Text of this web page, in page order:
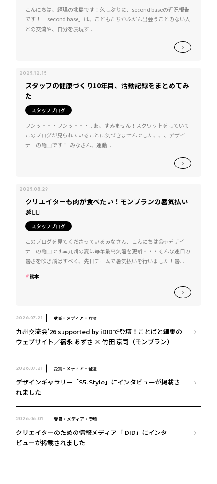
こんにちは、経理の北島です！久しぶりに、second baseの近況報告
です！ 「second base」は、こどもたちがふだん出会うことのない人
との交流や、自分を表現す...
2025.12.15
スタッフの健康づくり10年目、活動記録をまとめてみ
た
スタッフブログ
フンッ・・・フンッ・・・...あ、すみません！スクワットをしていて
このブログが見られていることに気づきませんでした、、、デザイ
ナーの亀山です！ みなさん、運動...
2025.08.29
クリエイターも肉が食べたい！モンブランの暑気払い
🍖❤️‍🔥
スタッフブログ
このブログを見てくださっているみなさん、こんにちは😀✨デザイ
ナーの亀山です🐢九州の夏は毎年最高気温を更新・・・そんな連日の
暑さを吹き飛ばすべく、先日チームで暑気払いを行いました！暑...
熊本
2026.07.21 受賞・メディア・登壇
九州交流会’26 supported by iDIDで登壇！ことばと編集の
ウェブサイト／福永 あずさ × 竹田 京司（モンブラン）
2026.07.21 受賞・メディア・登壇
デザインギャラリー「S5-Style」にインタビューが掲載さ
れました
2026.06.01 受賞・メディア・登壇
クリエイターのための情報メディア「iDID」にインタ
ビューが掲載されました